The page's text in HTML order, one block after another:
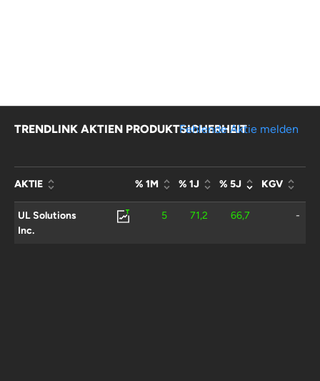
TRENDLINK AKTIEN PRODUKTSICHERHEIT
Fehlende Aktie melden
AKTIE % 1M % 1J % 5J KGV
UL Solutions
Inc.
5 71,2 66,7 -